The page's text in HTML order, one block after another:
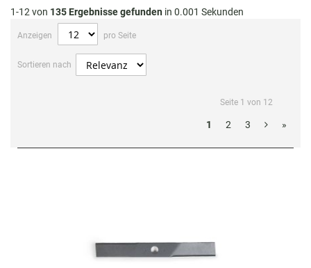
1-12 von 135 Ergebnisse gefunden in 0.001 Sekunden
Anzeigen pro Seite
Sortieren nach
Seite 1 von 12
1 2 3 »